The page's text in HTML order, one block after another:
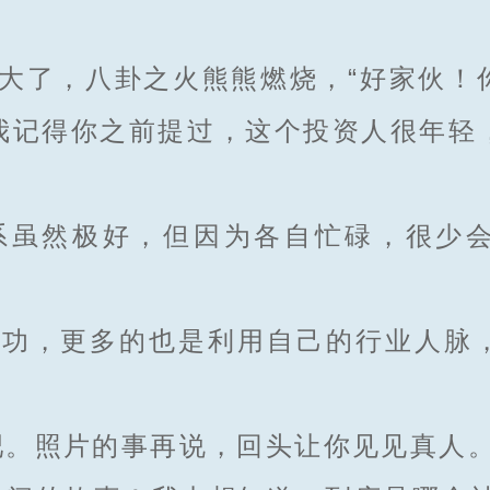
，八卦之火熊熊燃烧，“好家伙！
记得你之前提过，这个投资人很年轻
极好，但因为各自忙碌，很少
更多的也是利用自己的行业人脉
片的事再说，回头让你见见真人